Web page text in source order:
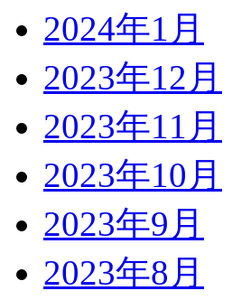
2024年1月
2023年12月
2023年11月
2023年10月
2023年9月
2023年8月